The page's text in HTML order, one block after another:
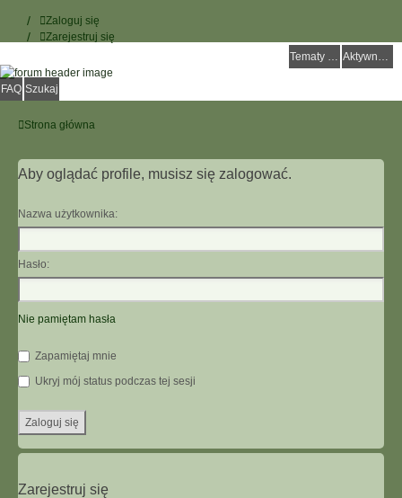
Zaloguj się
Zarejestruj się
Tematy bez odpowiedzi
Aktywne tematy
FAQ Szukaj
Strona główna
Aby oglądać profile, musisz się zalogować.
Nazwa użytkownika:
Hasło:
Nie pamiętam hasła
Zapamiętaj mnie
Ukryj mój status podczas tej sesji
Zarejestruj się